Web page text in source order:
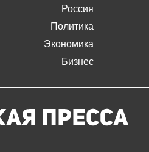
Россия
Политика
Экономика
Бизнес